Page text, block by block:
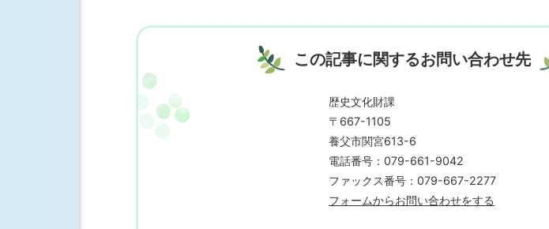
この記事に関するお問い合わせ先
歴史文化財課
〒667-1105
養父市関宮613-6
電話番号：079-661-9042
ファックス番号：079-667-2277
フォームからお問い合わせをする